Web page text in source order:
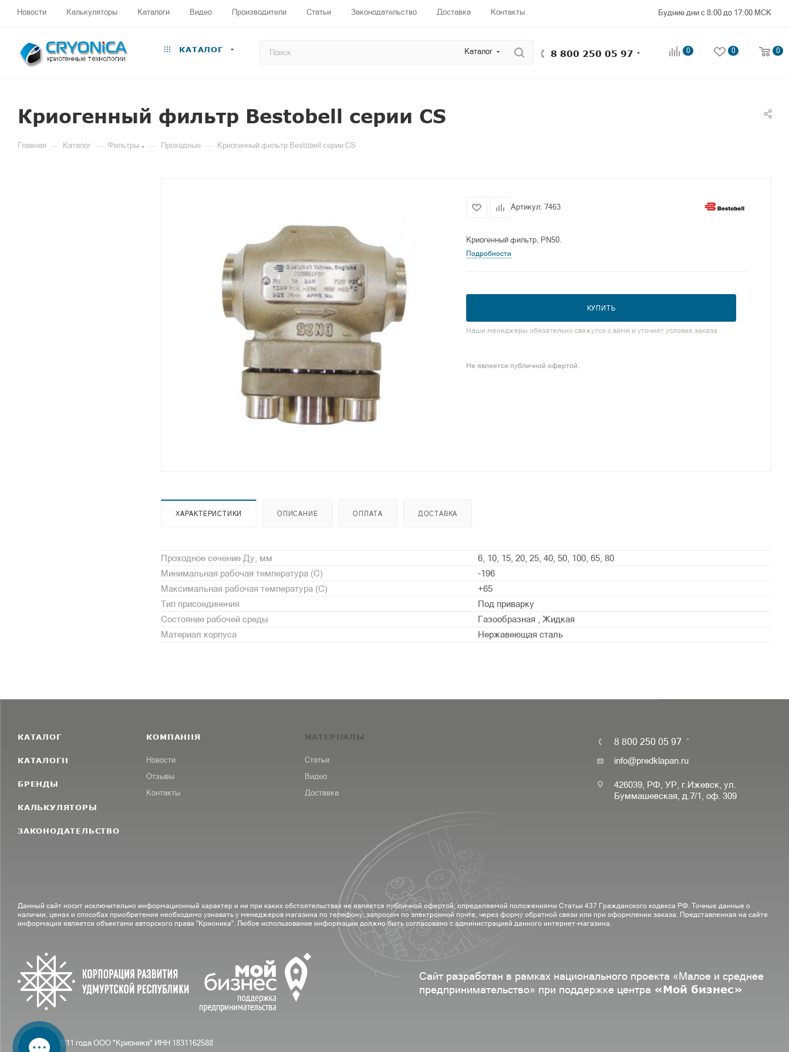
Новости Калькуляторы Каталоги Видео Производители Статьи Законодательство Доставка Контакты Будние дни с 8:00 до 17:00 МСК
КАТАЛОГ Каталог 8 800 250 05 97 0 0 0
Криогенный фильтр Bestobell серии CS
Главная — Каталог — Фильтры — Проходные — Криогенный фильтр Bestobell серии CS
Артикул: 7463
Криогенный фильтр, PN50.
Подробности
КУПИТЬ
Наши менеджеры обязательно свяжутся с вами и уточнят условия заказа
Не является публичной офертой.
ХАРАКТЕРИСТИКИ ОПИСАНИЕ ОПЛАТА ДОСТАВКА
Проходное сечение Ду, мм
6, 10, 15, 20, 25, 40, 50, 100, 65, 80
Минимальная рабочая температура (С)
-196
Максимальная рабочая температура (С)
+65
Тип присоединения
Под приварку
Состояние рабочей среды
Газообразная , Жидкая
Материал корпуса
Нержавеющая сталь
КАТАЛОГ
КАТАЛОГИ
БРЕНДЫ
КАЛЬКУЛЯТОРЫ
ЗАКОНОДАТЕЛЬСТВО
КОМПАНИЯ
Новости
Отзывы
Контакты
МАТЕРИАЛЫ
Статьи
Видео
Доставка
8 800 250 05 97
info@predklapan.ru
426039, РФ, УР, г.Ижевск, ул.
Буммашевская, д.7/1, оф. 309
Данный сайт носит исключительно информационный характер и ни при каких обстоятельствах не является публичной офертой, определяемой положениями Статьи 437 Гражданского кодекса РФ. Точные данные о
наличии, ценах и способах приобретения необходимо узнавать у менеджеров магазина по телефону, запросом по электронной почте, через форму обратной связи или при оформлении заказа. Представленная на сайте
информация является объектами авторского права "Крионика". Любое использование информации должно быть согласовано с администрацией данного интернет-магазина.
Сайт разработан в рамках национального проекта «Малое и среднее
предпринимательство» при поддержке центра «Мой бизнес»
© С вами с 2011 года ООО "Крионика" ИНН 1831162588